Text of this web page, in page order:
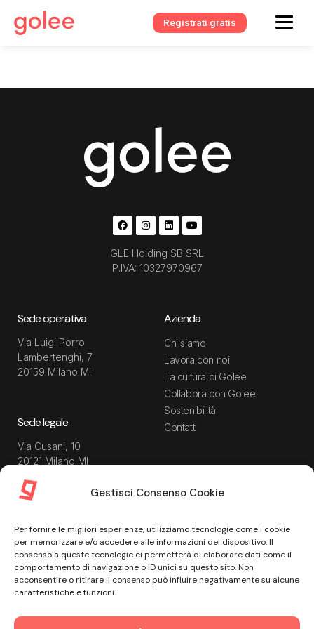
Gestisci Consenso Cookie
Per fornire le migliori esperienze, utilizziamo tecnologie come i cookie
per memorizzare e/o accedere alle informazioni del dispositivo. Il
consenso a queste tecnologie ci permetterà di elaborare dati come il
comportamento di navigazione o ID unici su questo sito. Non
acconsentire o ritirare il consenso può influire negativamente su alcune
caratteristiche e funzioni.
Registrati gratis
GLE Holding SB SRL
P.IVA: 10327970967
Sede operativa
Via Luigi Porro
Lambertenghi, 7
20159 Milano MI
Sede legale
Via Cusani, 10
20121 Milano MI
Azienda
Chi siamo
Lavora con noi
La cultura di Golee
Collabora con Golee
Sostenibilità
Contatti
Guide
Modulistica
Webinar
Centro assistenza
Privacy Policy
Data Processing Agreement
Termini e condizioni di
servizio
Informativa Privacy Recruiting